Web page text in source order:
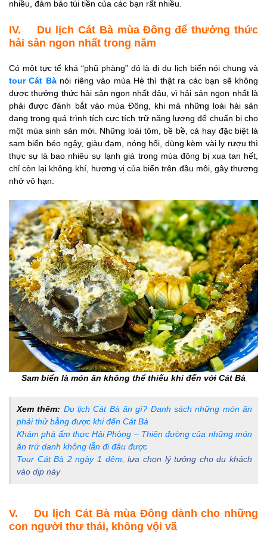
nhiều, đảm bảo túi tiền của các bạn rất nhiều.
IV. Du lịch Cát Bà mùa Đông để thưởng thức
hải sản ngon nhất trong năm
Có một tực tế khá “phũ phàng” đó là đi du lịch biển nói chung và
tour Cát Bànói riêng vào mùa Hè thì thật ra các bạn sẽ không
được thưởng thức hải sản ngon nhất đâu, vì hải sản ngon nhất là
phải được đánh bắt vào mùa Đông, khi mà những loài hải sản
đang trong quá trình tích cực tích trữ năng lượng để chuẩn bị cho
một mùa sinh sản mới. Những loài tôm, bề bề, cá hay đặc biệt là
sam biển béo ngậy, giàu đạm, nóng hổi, dùng kèm vài ly rượu thì
thực sự là bao nhiêu sự lạnh giá trong mùa đông bị xua tan hết,
chỉ còn lại không khí, hương vị của biển trên đầu môi, gây thương
nhớ vô hạn.
Sam biển là món ăn không thể thiếu khi đến với Cát Bà
Xem thêm: Du lịch Cát Bà ăn gì? Danh sách những món ăn
phải thử bằng được khi đến Cát Bà
Khám phá ẩm thực Hải Phòng – Thiên đường của những món
ăn trứ danh không lẫn đi đâu được
Tour Cát Bà 2 ngày 1 đêm , lựa chọn lý tưởng cho du khách
vào dịp này
V. Du lịch Cát Bà mùa Đông dành cho những
con người thư thái, không vội vã